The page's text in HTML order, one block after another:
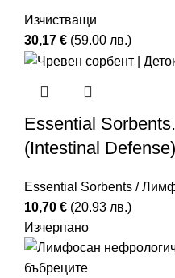
Изчистващи
30,17 € (59.00 лв.)
Essential
(Intestinal
Essential Sorbents /
10,70 € (20.93 лв.)
Изчерпано